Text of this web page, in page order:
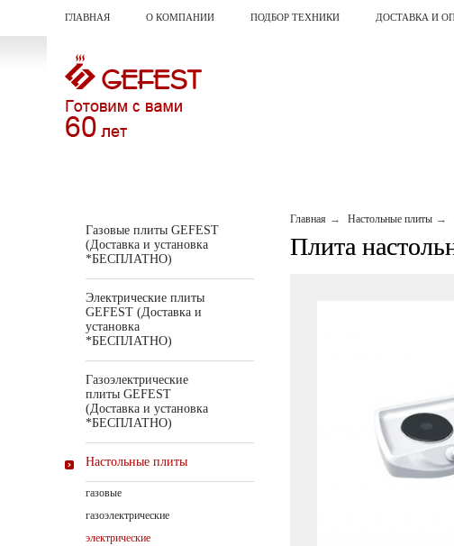
ГЛАВНАЯ О КОМПАНИИ ПОДБОР ТЕХНИКИ ДОСТАВКА И
Главная Настольные плиты
Плита
Газовые плиты GEFEST
(Доставка и установка
*БЕСПЛАТНО)
Электрические плиты
GEFEST (Доставка и
установка
*БЕСПЛАТНО)
Газоэлектрические
плиты GEFEST
(Доставка и установка
*БЕСПЛАТНО)
Настольные плиты
газовые
газоэлектрические
электрические